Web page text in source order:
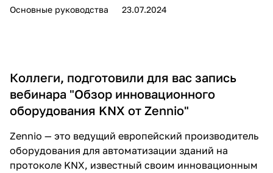
Основные руководства 23.07.2024
Коллеги, подготовили для вас запись
вебинара "Обзор инновационного
оборудования KNX от Zennio"
Zennio — это ведущий европейский производитель
оборудования для автоматизации зданий на
протоколе KNX, известный своим инновационным